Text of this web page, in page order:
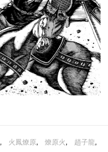
, 火鳳燎原, 燎原火, 趙子龍,